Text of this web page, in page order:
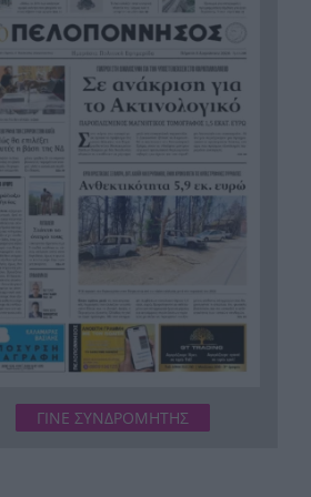
εργασίες τους
Το τελευταίο «αντίο» στην
τελετή αποτέφρωσης του
συντονιστή που σκοτώθηκε
μετά τη σύγκρουση
ελικοπτέρων στην Ψάθα,
ΦΩΤΟ
Στιγμές αγωνίας και θρίλερ
στο Αίγιο: Οδηγός λεωφορείου
έχασε τις αισθήσεις του και τη
ζωή του! ΦΩΤΟ
Κόκκινα τα 118 κτίρια στις 325
αυτοψίες των πληγεισών
καταστροφικές πυρκαγιές
ΓΙΝΕ ΣΥΝΔΡΟΜΗΤΗΣ